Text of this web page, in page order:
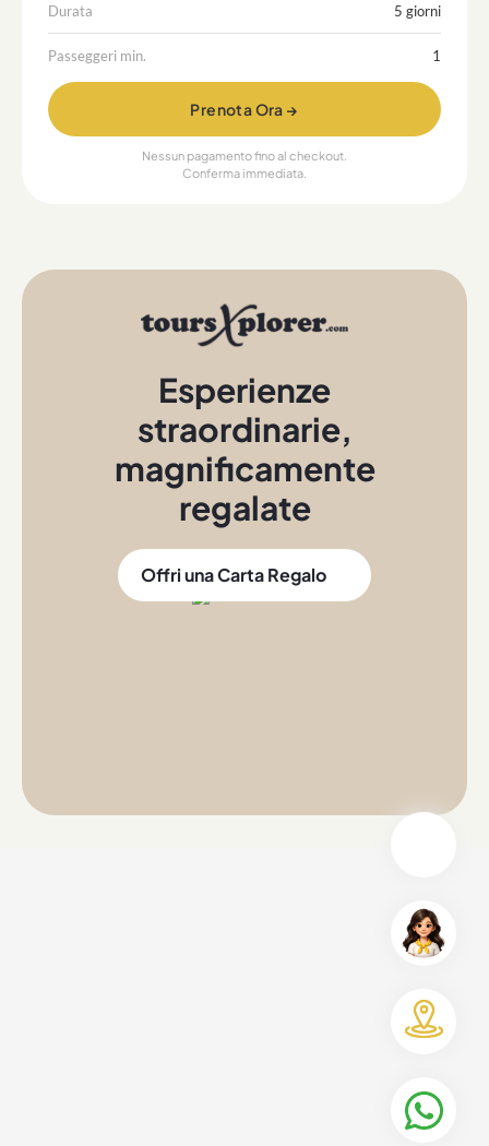
Durata 5 giorni
Passeggeri min. 1
Prenota Ora →
Nessun pagamento fino al checkout.
Conferma immediata.
Esperienze
straordinarie,
magnificamente
regalate
Offri una Carta Regalo